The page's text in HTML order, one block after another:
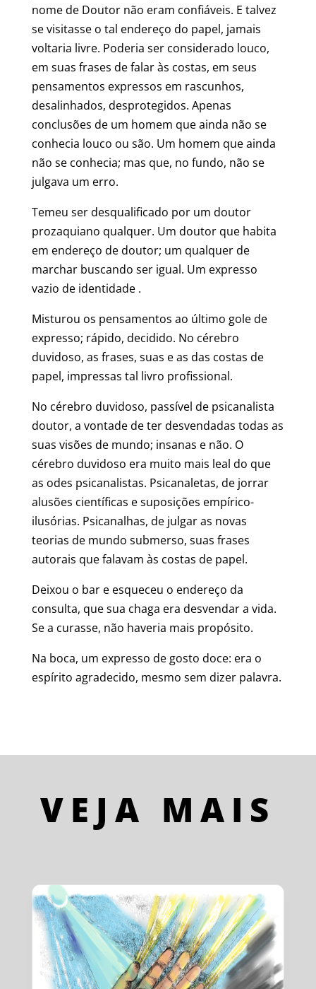
nome de Doutor não eram confiáveis. E talvez
se visitasse o tal endereço do papel, jamais
voltaria livre. Poderia ser considerado louco,
em suas frases de falar às costas, em seus
pensamentos expressos em rascunhos,
desalinhados, desprotegidos. Apenas
conclusões de um homem que ainda não se
conhecia louco ou são. Um homem que ainda
não se conhecia; mas que, no fundo, não se
julgava um erro.
Temeu ser desqualificado por um doutor
prozaquiano qualquer. Um doutor que habita
em endereço de doutor; um qualquer de
marchar buscando ser igual. Um expresso
vazio de identidade .
Misturou os pensamentos ao último gole de
expresso; rápido, decidido. No cérebro
duvidoso, as frases, suas e as das costas de
papel, impressas tal livro profissional.
No cérebro duvidoso, passível de psicanalista
doutor, a vontade de ter desvendadas todas as
suas visões de mundo; insanas e não. O
cérebro duvidoso era muito mais leal do que
as odes psicanalistas. Psicanaletas, de jorrar
alusões científicas e suposições empírico-
ilusórias. Psicanalhas, de julgar as novas
teorias de mundo submerso, suas frases
autorais que falavam às costas de papel.
Deixou o bar e esqueceu o endereço da
consulta, que sua chaga era desvendar a vida.
Se a curasse, não haveria mais propósito.
Na boca, um expresso de gosto doce: era o
espírito agradecido, mesmo sem dizer palavra.
VEJA MAIS